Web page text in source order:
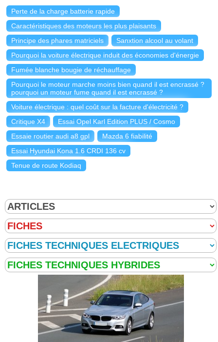
Perte de la charge batterie rapide
Caractéristiques des moteurs les plus plaisants
Principe des phares matriciels
Sanxtion alcool au volant
Pourquoi la voiture électrique induit des économies d'énergie
Fumée blanche bougie de réchauffage
Pourquoi le moteur marche moins bien quand il est encrassé ?
pourquoi un moteur fume quand il est encrassé ?
Voiture électrique : quel coût sur la facture d'électricité ?
Critique X4
Essai Opel Karl Edition PLUS / Cosmo
Essaie routier audi a8 gpl
Mazda 6 fiabilité
Essai Hyundai Kona 1.6 CRDI 136 cv
Tenue de route Kodiaq